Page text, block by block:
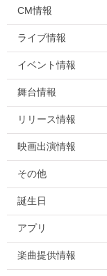
CM情報
ライブ情報
イベント情報
舞台情報
リリース情報
映画出演情報
その他
誕生日
アプリ
楽曲提供情報